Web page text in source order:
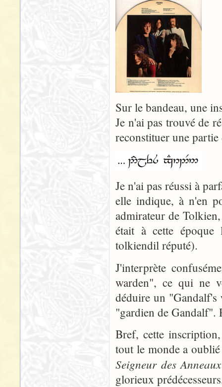
Sur le bandeau, une
Je n'ai pas trouvé de
reconstituer une partie
Je n'ai pas réussi à
elle indique, à n'en
admirateur de
était à cette
tolkiendil réputé).
J'interprète
warden", ce qui ne
déduire un "Gandalf's
"gardien de Gandalf".
Bref, cette
tout le monde a
Seigneur des Anneaux
glorieux